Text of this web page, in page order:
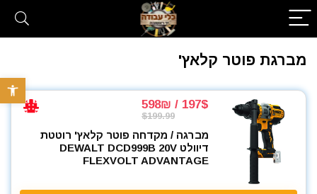
פתח
מברגת פוטר קלאץ'
197$ / 598₪
$199.99
מברגה / מקדחה פוטר קלאץ' רוטטת
דיוולט DEWALT DCD999B 20V
FLEXVOLT ADVANTAGE